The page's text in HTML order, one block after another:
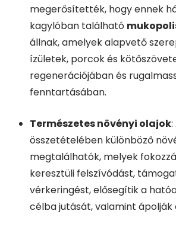
megerősítették, hogy ennek
kagylóban található
állnak, amelyek alapvető
ízületek, porcok és
regenerációjában és
fenntartásában.
Természetes növényi olajok
összetételében különböző
megtalálhatók, melyek
keresztüli felszívódást,
vérkeringést, elősegítik a
célba jutását, valamint ápolják